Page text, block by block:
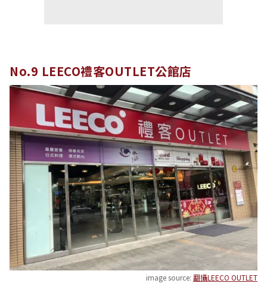
No.9 LEECO禮客OUTLET公館店
image source: 翻攝LEECO OUTLET